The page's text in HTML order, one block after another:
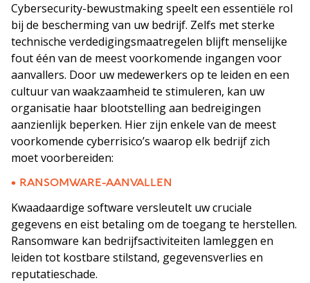
Cybersecurity-bewustmaking speelt een essentiële rol
bij de bescherming van uw bedrijf. Zelfs met sterke
technische verdedigingsmaatregelen blijft menselijke
fout één van de meest voorkomende ingangen voor
aanvallers. Door uw medewerkers op te leiden en een
cultuur van waakzaamheid te stimuleren, kan uw
organisatie haar blootstelling aan bedreigingen
aanzienlijk beperken. Hier zijn enkele van de meest
voorkomende cyberrisico’s waarop elk bedrijf zich
moet voorbereiden:
• RANSOMWARE-AANVALLEN
Kwaadaardige software versleutelt uw cruciale
gegevens en eist betaling om de toegang te herstellen.
Ransomware kan bedrijfsactiviteiten lamleggen en
leiden tot kostbare stilstand, gegevensverlies en
reputatieschade.